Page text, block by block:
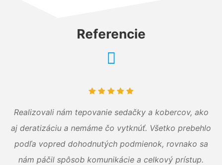
Referencie
Realizovali nám tepovanie sedačky a kobercov, ako
aj deratizáciu a nemáme čo vytknúť. Všetko prebehlo
podľa vopred dohodnutých podmienok, rovnako sa
nám páčil spôsob komunikácie a celkový prístup.